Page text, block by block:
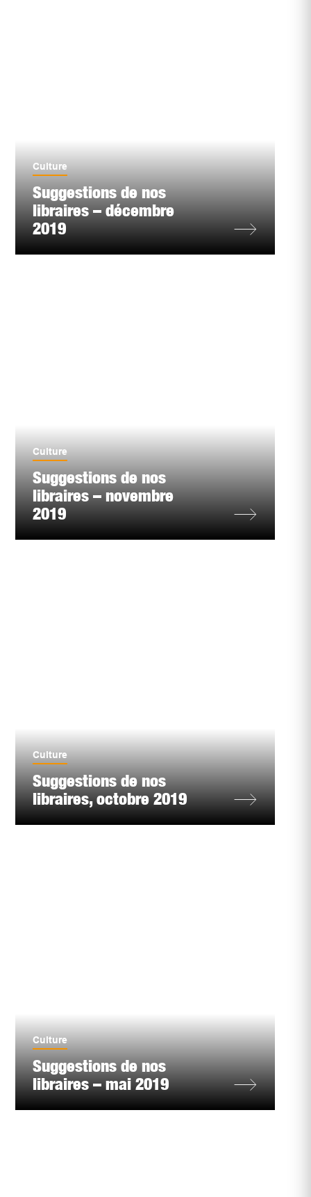
Culture
Suggestions de nos
libraires – décembre
2019
Culture
Suggestions de nos
libraires – novembre
2019
Culture
Suggestions de nos
libraires, octobre 2019
Culture
Suggestions de nos
libraires – mai 2019